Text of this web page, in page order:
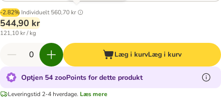
-2.82% Individuelt 560,70 kr
544,90 kr
121,10 kr / kg
Læg i kurvLæg i kurv
Optjen 54 zooPoints for dette produkt
Leveringstid 2-4 hverdage. Læs mere